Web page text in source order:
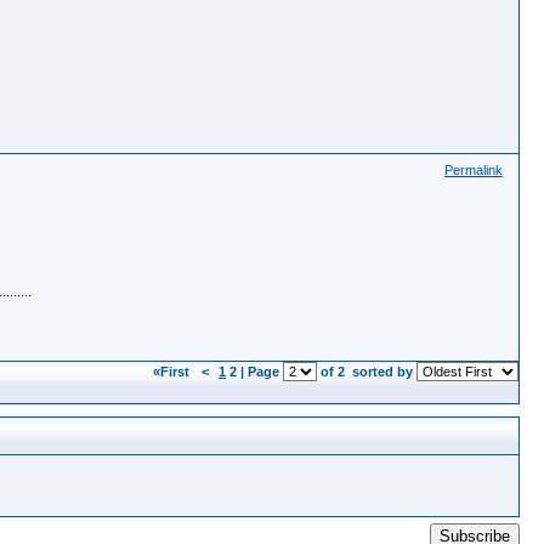
Permalink
«First < 1 2 | Page of 2 sorted by
Subscribe